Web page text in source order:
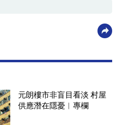
元朗樓市非盲目看淡 村屋
供應潛在隱憂︳專欄